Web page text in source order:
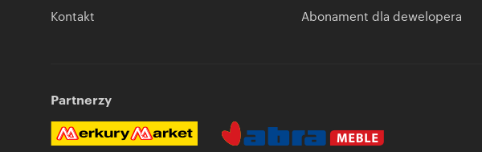
Kontakt
Abonament dla dewelopera
Partnerzy